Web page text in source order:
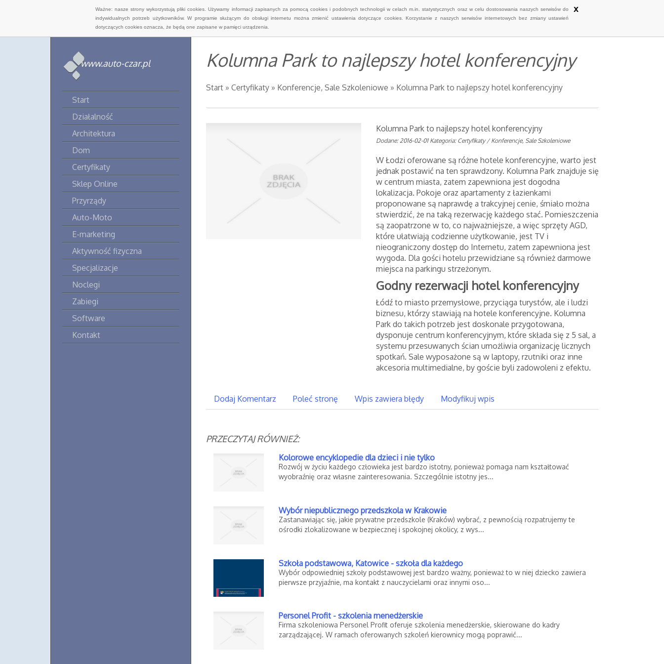
Ważne: nasze strony wykorzystują pliki cookies. Używamy informacji zapisanych za pomocą cookies i podobnych technologii w celach m.in. statystycznych oraz w celu dostosowania naszych serwisów do
indywidualnych potrzeb użytkowników. W programie służącym do obsługi internetu można zmienić ustawienia dotyczące cookies. Korzystanie z naszych serwisów internetowych bez zmiany ustawień
dotyczących cookies oznacza, że będą one zapisane w pamięci urządzenia.
x
www.auto-czar.pl
Start
Działalność
Architektura
Dom
Certyfikaty
Sklep Online
Przyrządy
Auto-Moto
E-marketing
Aktywność fizyczna
Specjalizacje
Noclegi
Zabiegi
Software
Kontakt
Kolumna Park to najlepszy hotel konferencyjny
Start » Certyfikaty » Konferencje, Sale Szkoleniowe » Kolumna Park to najlepszy hotel konferencyjny
Kolumna Park to najlepszy hotel konferencyjny
Dodane: 2016-02-01 Kategoria: Certyfikaty / Konferencje, Sale Szkoleniowe
W Łodzi oferowane są różne hotele konferencyjne, warto jest
jednak postawić na ten sprawdzony. Kolumna Park znajduje się
w centrum miasta, zatem zapewniona jest dogodna
lokalizacja. Pokoje oraz apartamenty z łazienkami
proponowane są naprawdę a trakcyjnej cenie, śmiało można
stwierdzić, że na taką rezerwację każdego stać. Pomieszczenia
są zaopatrzone w to, co najważniejsze, a więc sprzęty AGD,
które ułatwiają codzienne użytkowanie, jest TV i
nieograniczony dostęp do Internetu, zatem zapewniona jest
wygoda. Dla gości hotelu przewidziane są również darmowe
miejsca na parkingu strzeżonym.
Godny rezerwacji hotel konferencyjny
Łódź to miasto przemysłowe, przyciąga turystów, ale i ludzi
biznesu, którzy stawiają na hotele konferencyjne. Kolumna
Park do takich potrzeb jest doskonale przygotowana,
dysponuje centrum konferencyjnym, które składa się z 5 sal, a
systemu przesuwanych ścian umożliwia organizację licznych
spotkań. Sale wyposażone są w laptopy, rzutniki oraz inne
akcesoria multimedialne, by goście byli zadowoleni z efektu.
Dodaj Komentarz Poleć stronę Wpis zawiera błędy Modyfikuj wpis
PRZECZYTAJ RÓWNIEŻ:
Kolorowe encyklopedie dla dzieci i nie tylko
Rozwój w życiu każdego człowieka jest bardzo istotny, ponieważ pomaga nam kształtować
wyobraźnię oraz własne zainteresowania. Szczególnie istotny jes...
Wybór niepublicznego przedszkola w Krakowie
Zastanawiając się, jakie prywatne przedszkole (Kraków) wybrać, z pewnością rozpatrujemy te
ośrodki zlokalizowane w bezpiecznej i spokojnej okolicy, z wys...
Szkoła podstawowa, Katowice - szkoła dla każdego
Wybór odpowiedniej szkoły podstawowej jest bardzo ważny, ponieważ to w niej dziecko zawiera
pierwsze przyjaźnie, ma kontakt z nauczycielami oraz innymi oso...
Personel Profit - szkolenia menedżerskie
Firma szkoleniowa Personel Profit oferuje szkolenia menedżerskie, skierowane do kadry
zarządzającej. W ramach oferowanych szkoleń kierownicy mogą poprawić...